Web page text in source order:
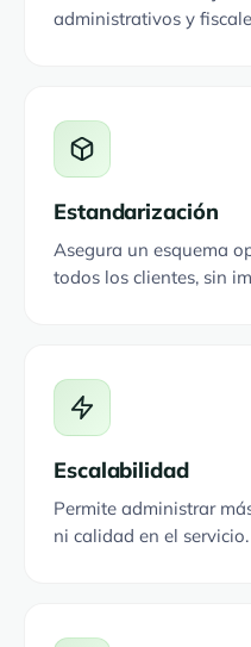
administrativos y
Estandarización
Asegura un esquema
todos los clientes, sin
Escalabilidad
Permite administrar
ni calidad en el servicio.